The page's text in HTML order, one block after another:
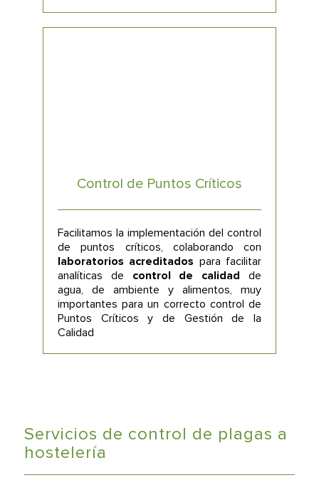
Control de Puntos Críticos
Facilitamos la implementación del control
de puntos críticos, colaborando con
laboratorios acreditados para facilitar
analíticas de control de calidad de
agua, de ambiente y alimentos, muy
importantes para un correcto control de
Puntos Críticos y de Gestión de la
Calidad
Servicios de control de plagas a
hostelería